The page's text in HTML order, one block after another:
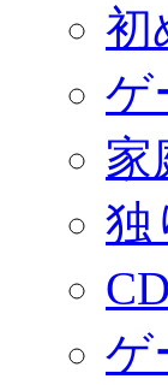
初
ゲ
家
独
ゲ